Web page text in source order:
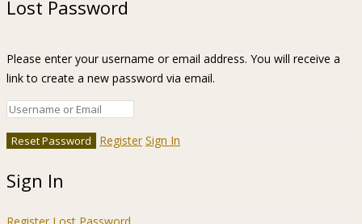
Lost Password
Please enter your username or email address. You will receive a
link to create a new password via email.
Register Sign In
Sign In
Register Lost Password